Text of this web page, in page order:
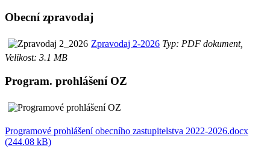
Obecní zpravodaj
Zpravodaj 2-2026 Typ: PDF dokument,
Velikost: 3.1 MB
Program. prohlášení OZ
Programové prohlášení obecního zastupitelstva 2022-2026.docx
(244.08 kB)